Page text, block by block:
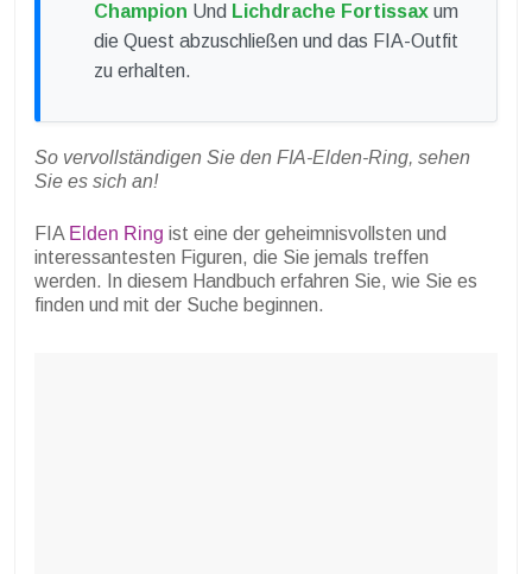
Champion Und Lichdrache Fortissax um
die Quest abzuschließen und das FIA-Outfit
zu erhalten.
So vervollständigen Sie den FIA-Elden-Ring, sehen
Sie es sich an!
FIA Elden Ring ist eine der geheimnisvollsten und
interessantesten Figuren, die Sie jemals treffen
werden. In diesem Handbuch erfahren Sie, wie Sie es
finden und mit der Suche beginnen.